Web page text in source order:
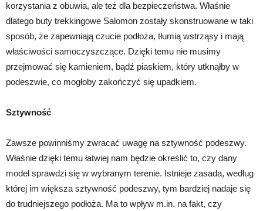
korzystania z obuwia, ale też dla bezpieczeństwa. Właśnie
dlatego buty trekkingowe Salomon zostały skonstruowane w taki
sposób, że zapewniają czucie podłoża, tłumią wstrząsy i mają
właściwości samoczyszczące. Dzięki temu nie musimy
przejmować się kamieniem, bądź piaskiem, który utknąłby w
podeszwie, co mogłoby zakończyć się upadkiem.
Sztywność
Zawsze powinniśmy zwracać uwagę na sztywność podeszwy.
Właśnie dzięki temu łatwiej nam będzie określić to, czy dany
model sprawdzi się w wybranym terenie. Istnieje zasada, według
której im większa sztywność podeszwy, tym bardziej nadaje się
do trudniejszego podłoża. Ma to wpływ m.in. na fakt, czy